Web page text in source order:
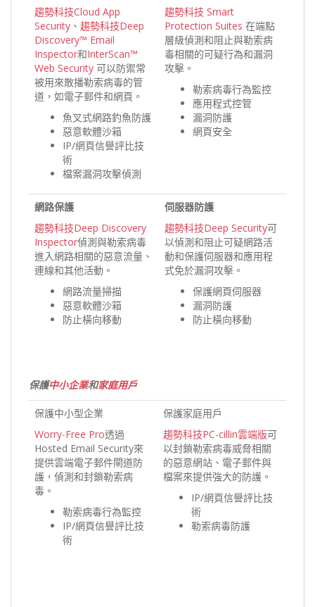
趨勢科技Cloud App
Security 、 趨勢科技Deep
Discovery™ Email
Inspector和InterScan™
Web Security 可以防禦常
被用來散播勒索病毒的管
道，如電子郵件和網頁。
魚叉式網路釣魚防護
惡意軟體沙箱
IP/網頁信譽評比技
術
檔案漏洞攻擊偵測
趨勢科技 Smart
Protection Suites 在端點
層級偵測和阻止與勒索病
毒相關的可疑行為和漏洞
攻擊。
勒索病毒行為監控
應用程式控管
漏洞防護
網頁安全
網路保護
趨勢科技Deep Discovery
Inspector偵測與勒索病毒
進入網路相關的惡意流量、
連線和其他活動。
網路流量掃描
惡意軟體沙箱
防止橫向移動
伺服器防護
趨勢科技Deep Security可
以偵測和阻止可疑網路活
動和保護伺服器和應用程
式免於漏洞攻擊。
保護網頁伺服器
漏洞防護
防止橫向移動
保護中小企業和家庭用戶
保護中小型企業
Worry-Free Pro透過
Hosted Email Security來
提供雲端電子郵件閘道防
護，偵測和封鎖勒索病
毒。
勒索病毒行為監控
IP/網頁信譽評比技
術
保護家庭用戶
趨勢科技PC-cillin雲端版可
以封鎖勒索病毒威脅相關
的惡意網站、電子郵件與
檔案來提供強大的防護。
IP/網頁信譽評比技
術
勒索病毒防護